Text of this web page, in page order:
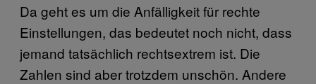
Da geht es um die Anfälligkeit für rechte
Einstellungen, das bedeutet noch nicht, dass
jemand tatsächlich rechtsextrem ist. Die
Zahlen sind aber trotzdem unschön. Andere